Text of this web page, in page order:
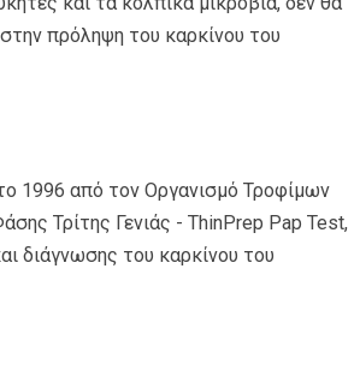
πρόληψη του καρκίνου του
1996 από τον Οργανισμό Τροφίμων
Τρίτης Γενιάς - ThinPrep Pap Test,
διάγνωσης του καρκίνου του